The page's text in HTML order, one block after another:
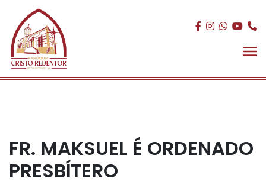
FR. MAKSUEL É ORDENADO
PRESBÍTERO